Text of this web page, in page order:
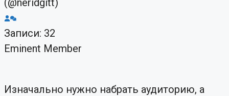
Записи: 32
Eminent Member
Изначально нужно набрать аудиторию, а